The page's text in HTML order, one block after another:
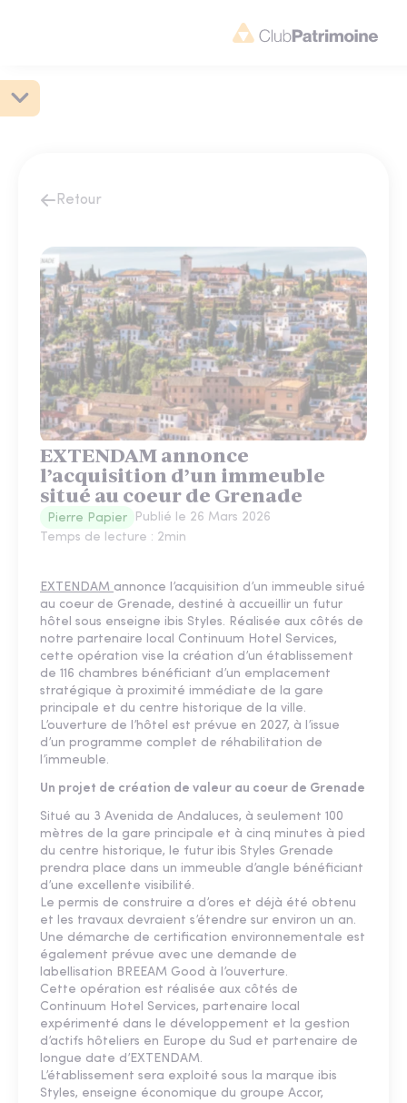
Retour
EXTENDAM annonce
l’acquisition d’un immeuble
situé au coeur de Grenade
Pierre Papier Publié le 26 Mars 2026
Temps de lecture : 2min
EXTENDAM annonce l’acquisition d’un immeuble situé
au coeur de Grenade, destiné à accueillir un futur
hôtel sous enseigne ibis Styles. Réalisée aux côtés de
notre partenaire local Continuum Hotel Services,
cette opération vise la création d’un établissement
de 116 chambres bénéficiant d’un emplacement
stratégique à proximité immédiate de la gare
principale et du centre historique de la ville.
L’ouverture de l’hôtel est prévue en 2027, à l’issue
d’un programme complet de réhabilitation de
l’immeuble.
Un projet de création de valeur au coeur de Grenade
Situé au 3 Avenida de Andaluces, à seulement 100
mètres de la gare principale et à cinq minutes à pied
du centre historique, le futur ibis Styles Grenade
prendra place dans un immeuble d’angle bénéficiant
d’une excellente visibilité.
Le permis de construire a d’ores et déjà été obtenu
et les travaux devraient s’étendre sur environ un an.
Une démarche de certification environnementale est
également prévue avec une demande de
labellisation BREEAM Good à l’ouverture.
Cette opération est réalisée aux côtés de
Continuum Hotel Services, partenaire local
expérimenté dans le développement et la gestion
d’actifs hôteliers en Europe du Sud et partenaire de
longue date d’EXTENDAM.
L’établissement sera exploité sous la marque ibis
Styles, enseigne économique du groupe Accor,